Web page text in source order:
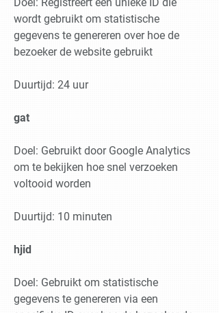
wordt gebruikt om statistische
gegevens te genereren over hoe de
bezoeker de website gebruikt
Duurtijd: 24 uur
gat
Doel: Gebruikt door Google Analytics
om te bekijken hoe snel verzoeken
voltooid worden
Duurtijd: 10 minuten
hjid
Doel: Gebruikt om statistische
gegevens te genereren via een